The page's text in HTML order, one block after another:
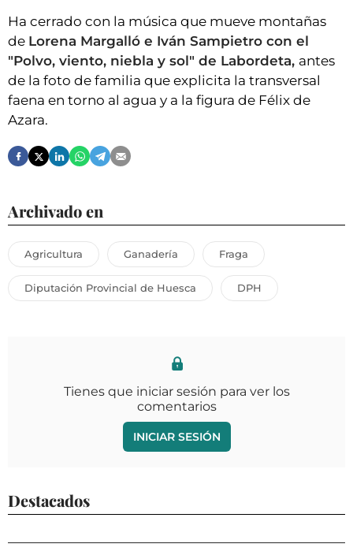
Ha cerrado con la música que mueve montañas
de Lorena Margalló e Iván Sampietro con el
"Polvo, viento, niebla y sol" de Labordeta, antes
de la foto de familia que explicita la transversal
faena en torno al agua y a la figura de Félix de
Azara.
Archivado en
Agricultura Ganadería Fraga
Diputación Provincial de Huesca DPH
Tienes que iniciar sesión para ver los
comentarios
INICIAR SESIÓN
Destacados